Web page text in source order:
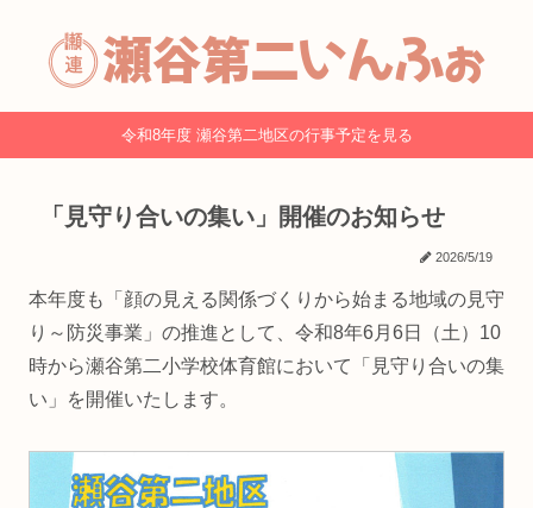
令和8年度 瀬谷第二地区の行事予定を見る
「見守り合いの集い」開催のお知らせ
2026/5/19
本年度も「顔の見える関係づくりから始まる地域の見守
り～防災事業」の推進として、令和8年6月6日（土）10
時から瀬谷第二小学校体育館において「見守り合いの集
い」を開催いたします。